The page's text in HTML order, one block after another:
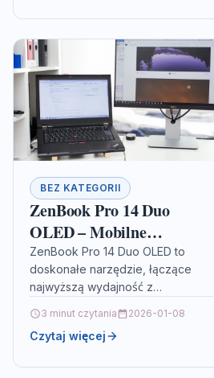
sposób…
BEZ KATEGORII
ZenBook Pro 14 Duo
OLED – Mobilne
narzędzie dla twórców i
profesjonalistów
ZenBook Pro 14 Duo OLED to
doskonałe narzędzie, łączące
najwyższą wydajność z
rozwiązaniem dla twórców i
profesjonalistów. Urządzenie
3 minut czytania 2026-01-08
Czytaj więcej